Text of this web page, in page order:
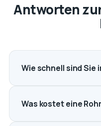
Antworten
Wie schnell sind Sie
Was kostet eine